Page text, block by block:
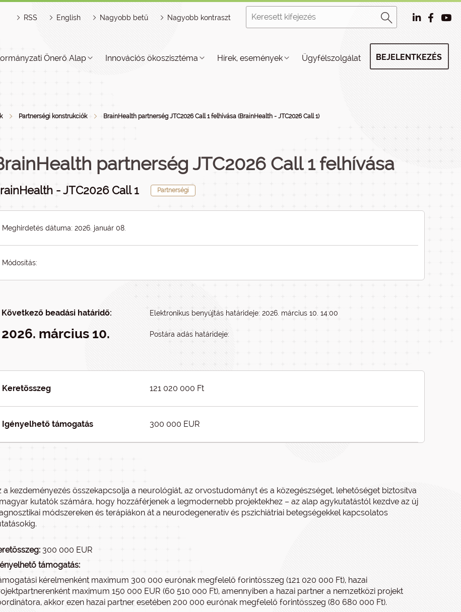
RSS English Nagyobb betű Nagyobb kontraszt
Önerő Alap Innovációs ökoszisztéma Hírek, események Ügyfélszolgálat BEJELENTKEZÉS
Partnerségi konstrukciók BrainHealth partnerség JTC2026 Call 1 felhívása (BrainHealth - JTC2026 Call 1)
partnerség JTC2026 Call 1 felhívása
- JTC2026 Call 1 Partnerségi
Meghirdetés dátuma: 2026. január 08.
Módosítás:
Következő beadási határidő: Elektronikus benyújtás határideje: 2026. március 10. 14:00
2026. március 10. Postára adás határideje:
Keretösszeg 121 020 000 Ft
Igényelhető támogatás 300 000 EUR
a kezdeményezés összekapcsolja a neurológiát, az orvostudományt és a közegészséget, lehetőséget biztosítva
kutatók számára, hogy hozzáférjenek a legmodernebb projektekhez – az alap agykutatástól kezdve az új
módszereken és terápiákon át a neurodegeneratív és pszichiátriai betegségekkel kapcsolatos
300 000 EUR
támogatás:
kérelmenként maximum 300 000 eurónak megfelelő forintösszeg (121 020 000 Ft), hazai
maximum 150 000 EUR (60 510 000 Ft), amennyiben a hazai partner a nemzetközi projekt
akkor ezen hazai partner esetében 200 000 eurónak megfelelő forintösszeg (80 680 000 Ft).